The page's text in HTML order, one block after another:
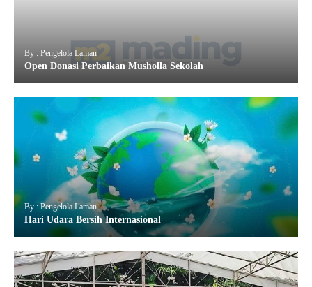
By : Pengelola Laman
Open Donasi Perbaikan Musholla Sekolah
By : Pengelola Laman
Hari Udara Bersih Internasional